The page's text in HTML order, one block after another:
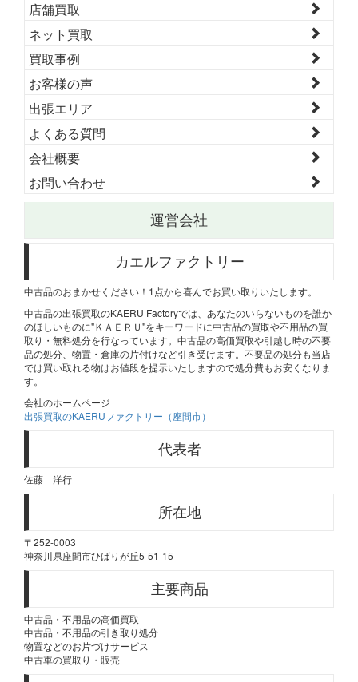
店舗買取
ネット買取
買取事例
お客様の声
出張エリア
よくある質問
会社概要
お問い合わせ
運営会社
カエルファクトリー
中古品のおまかせください！1点から喜んでお買い取りいたします。
中古品の出張買取のKAERU Factoryでは、あなたのいらないものを誰か
のほしいものに"ＫＡＥＲＵ"をキーワードに中古品の買取や不用品の買
取り・無料処分を行なっています。中古品の高価買取や引越し時の不要
品の処分、物置・倉庫の片付けなど引き受けます。不要品の処分も当店
では買い取れる物はお値段を提示いたしますので処分費もお安くなりま
す。
会社のホームページ
出張買取のKAERUファクトリー（座間市）
代表者
佐藤 洋行
所在地
〒252-0003
神奈川県座間市ひばりが丘5-51-15
主要商品
中古品・不用品の高価買取
中古品・不用品の引き取り処分
物置などのお片づけサービス
中古車の買取り・販売